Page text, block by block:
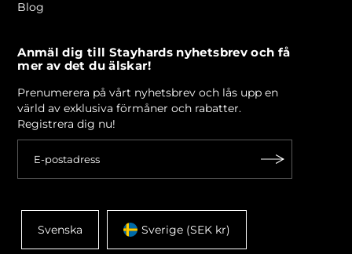
Blog
Anmäl dig till Stayhards nyhetsbrev och få
mer av det du älskar!
Prenumerera på vårt nyhetsbrev och lås upp en
värld av exklusiva förmåner och rabatter.
Registrera dig nu!
Svenska Sverige (SEK kr)